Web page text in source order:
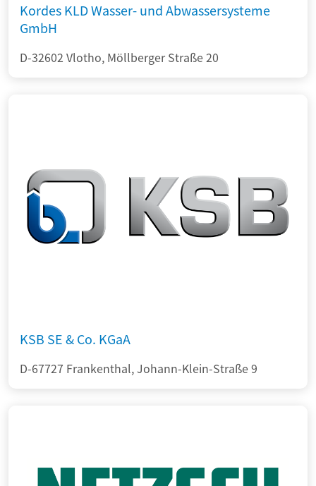
Kordes KLD Wasser- und Abwassersysteme
GmbH
D-32602 Vlotho, Möllberger Straße 20
KSB SE & Co. KGaA
D-67727 Frankenthal, Johann-Klein-Straße 9